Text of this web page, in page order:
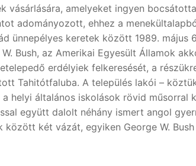
vásárlására, amelyeket ingyen
adományozott, ehhez a
ünnepélyes keretek között 1989.
Bush, az Amerikai Egyesült Államok
erdélyiek felkeresését, a
Tahitótfaluba. A település lakói –
helyi általános iskolások rövid
együtt dalolt néhány ismert angol
két vázát, egyiken George W.